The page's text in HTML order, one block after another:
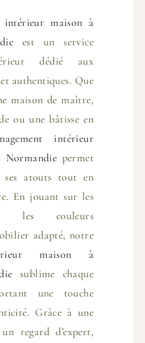
intérieur maison à
est un service
dédié aux
authentiques. Que
maison de maître,
ou une bâtisse en
intérieur
Normandie permet
atouts tout en
En jouant sur les
les couleurs
adapté, notre
maison à
sublime chaque
une touche
Grâce à une
regard d’expert,